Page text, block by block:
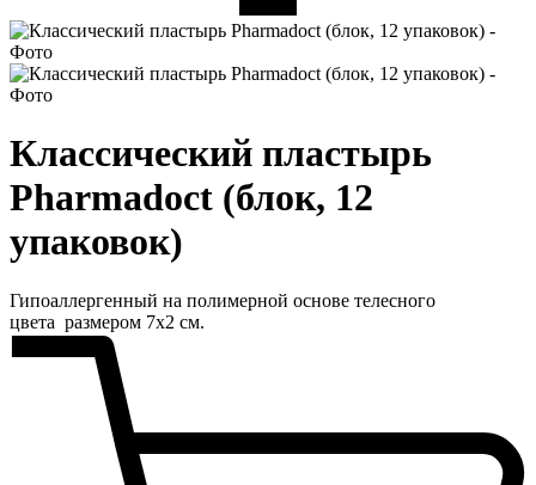
Классический пластырь
Pharmadoct (блок, 12
упаковок)
Гипоаллергенный на полимерной основе телесного
цвета размером 7x2 см.